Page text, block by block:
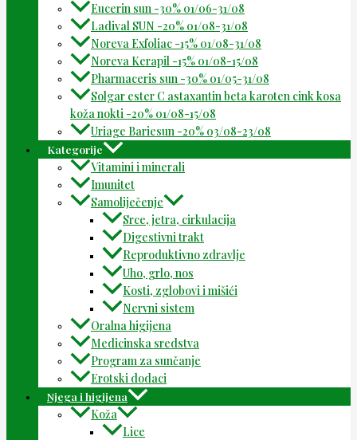
Eucerin sun -30% 01/06-31/08
Ladival SUN -20% 01/08-31/08
Noreva Exfoliac -15% 01/08-31/08
Noreva Kerapil -15% 01/08-15/08
Pharmaceris sun -30% 01/05-31/08
Solgar ester C astaxantin beta karoten cink kosa
koža nokti -20% 01/08-15/08
Uriage Bariesun -20% 03/08-23/08
Kategorije
Vitamini i minerali
Imunitet
Samoliječenje
Srce, jetra, cirkulacija
Digestivni trakt
Reproduktivno zdravlje
Uho, grlo, nos
Kosti, zglobovi i mišići
Nervni sistem
Oralna higijena
Medicinska sredstva
Program za sunčanje
Erotski dodaci
Njega i higijena
Koža
Lice